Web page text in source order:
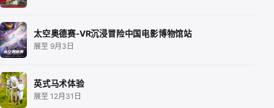
太空奥德赛-VR沉浸冒险中国电影博物馆站
展至 9月3日
英式马术体验
展至 12月31日